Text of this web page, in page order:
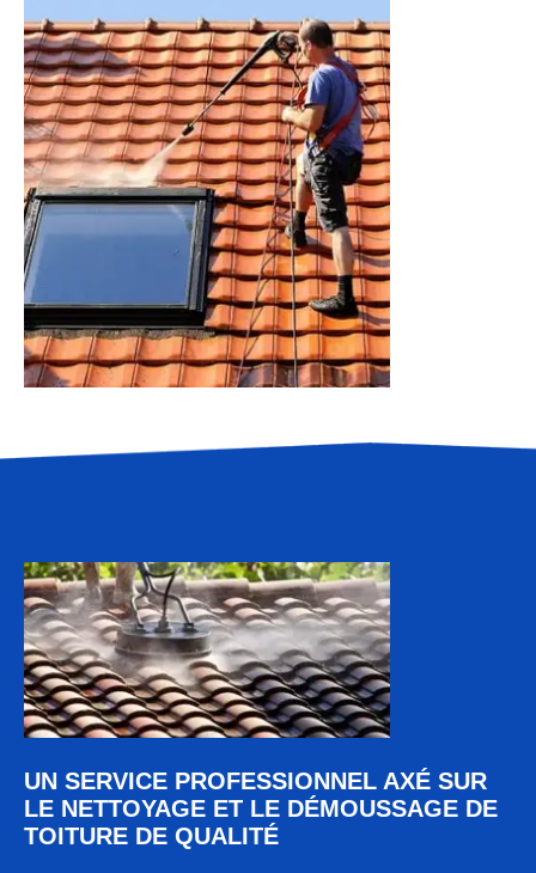
UN SERVICE PROFESSIONNEL AXÉ SUR
LE NETTOYAGE ET LE DÉMOUSSAGE DE
TOITURE DE QUALITÉ